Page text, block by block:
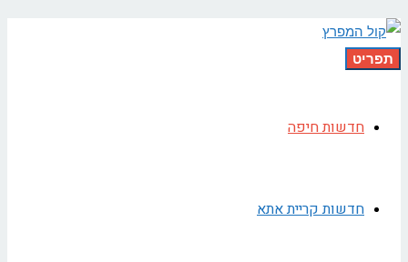
תפריט
חדשות חיפה
חדשות קריית אתא